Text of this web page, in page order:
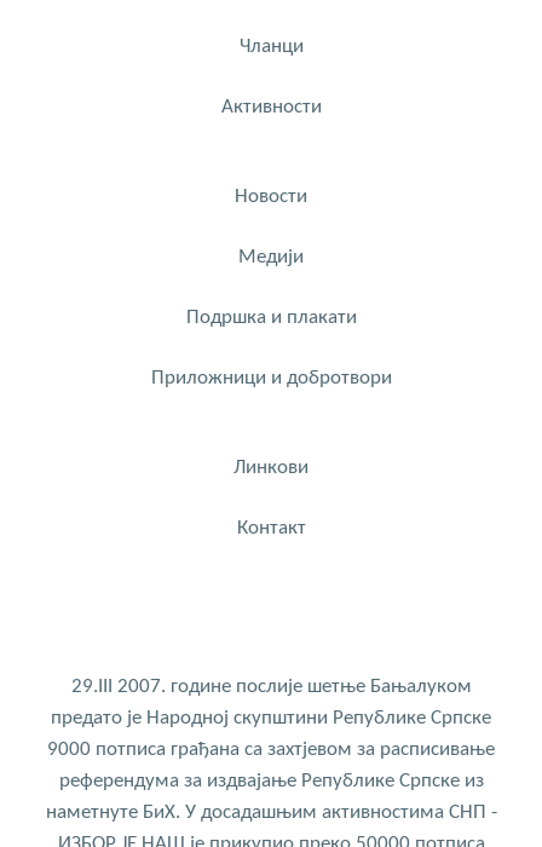
Чланци
Активности
Новости
Медији
Подршка и плакати
Приложници и добротвори
Линкови
Контакт
29.III 2007. године послије шетње Бањалуком
предато је Народној скупштини Републике Српске
9000 потписа грађана са захтјевом за расписивање
референдума за издвајање Републике Српске из
наметнуте БиХ. У досадашњим активностима СНП -